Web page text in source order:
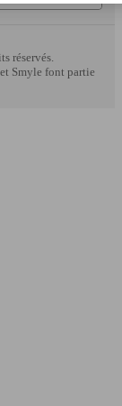
réservés.
Smyle font partie